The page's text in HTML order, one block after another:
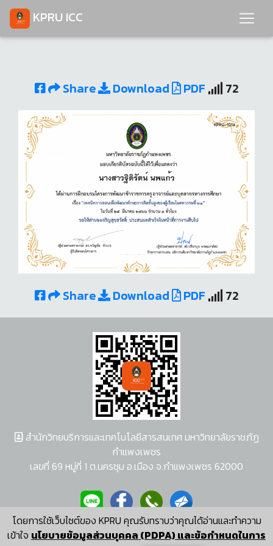
KPRU ICC
Share Download PDF 72
Share Download PDF 72
โดยการใช้เว็บไซต์ของ KPRU คุณรับทราบว่าคุณได้อ่านและทำความ
เข้าใจ นโยบายข้อมูลส่วนบุคคล (PDPA) และข้อกำหนดในการ
สำนักวิทยบริการและเทคโนโลยีสารสนเทศ มหาวิทยาลัยราชภัฏ
กำแพงเพชร
เลขที่ 69 หมู่ที่ 1 ต.นครชุม อ.เมือง จ.กำแพงเพชร 62000
ผู้พัฒนาระบบ อนุชา พวงผกา